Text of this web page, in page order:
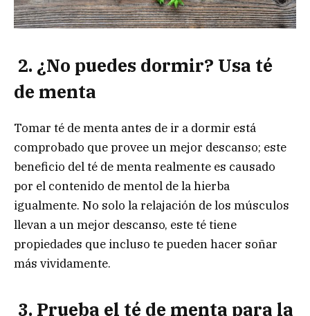
2. ¿No puedes dormir? Usa té
de menta
Tomar té de menta antes de ir a dormir está
comprobado que provee un mejor descanso; este
beneficio del té de menta realmente es causado
por el contenido de mentol de la hierba
igualmente. No solo la relajación de los músculos
llevan a un mejor descanso, este té tiene
propiedades que incluso te pueden hacer soñar
más vividamente.
3. Prueba el té de menta para la